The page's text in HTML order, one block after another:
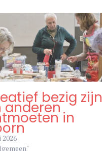
bezig zijn
anderen
in
2026